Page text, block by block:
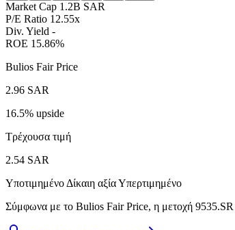
Market Cap 1.2B SAR
P/E Ratio 12.55x
Div. Yield -
ROE 15.86%
Bulios Fair Price
2.96 SAR
16.5% upside
Τρέχουσα τιμή
2.54 SAR
Υποτιμημένο Δίκαιη αξίαΥπερτιμημένο
Σύμφωνα με το Bulios Fair Price, η μετοχή 9535.SR